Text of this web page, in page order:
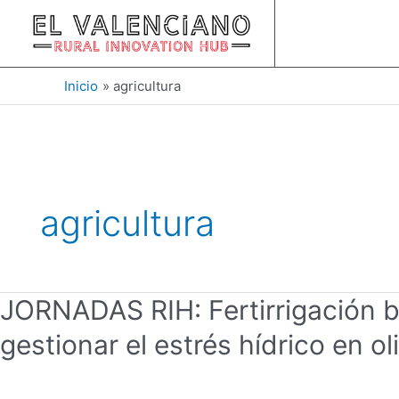
contenido
Inicio agricultura
agricultura
JORNADAS RIH:
gestionar el estrés hídrico en
JORNADAS
RIH:
Fertirrigación
basada